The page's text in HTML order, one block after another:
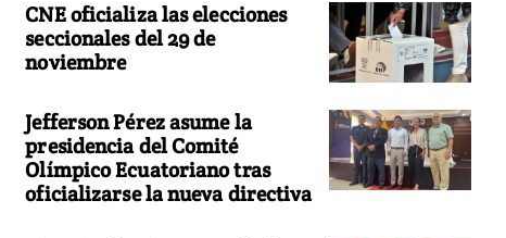
CNE oficializa las elecciones
seccionales del 29 de
noviembre
Jefferson Pérez asume la
presidencia del Comité
Olímpico Ecuatoriano tras
oficializarse la nueva directiva